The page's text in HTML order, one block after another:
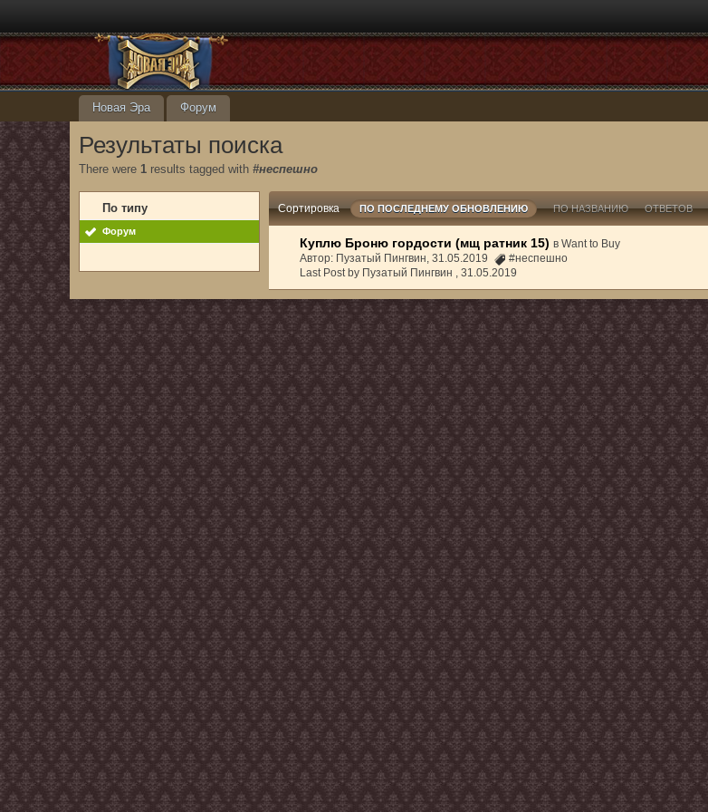
Новая Эра Форум
Результаты поиска
There were 1 results tagged with#неспешно
По типу
Форум
Сортировка ПО ПОСЛЕДНЕМУ ОБНОВЛЕНИЮ ПО НАЗВАНИЮ ОТВЕТОВ
Куплю Броню гордости (мщ ратник 15) вWant to Buy
Автор: Пузатый Пингвин, 31.05.2019
#неспешно
Last Post by Пузатый Пингвин ,31.05.2019